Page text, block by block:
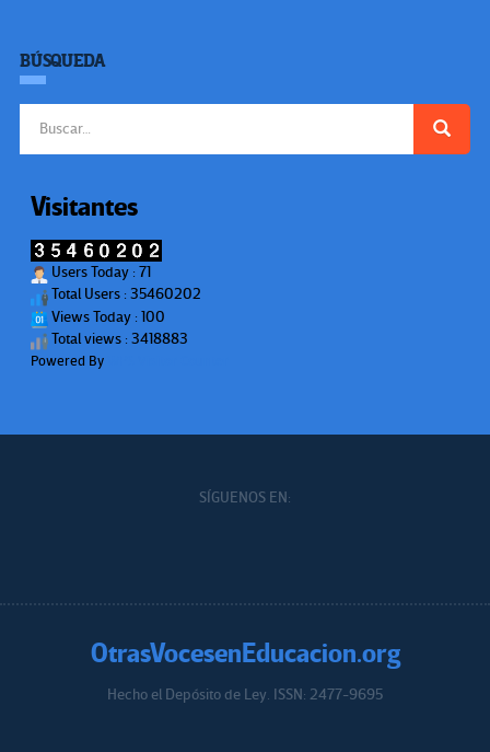
BÚSQUEDA
Visitantes
Users Today : 71
Total Users : 35460202
Views Today : 100
Total views : 3418883
Powered By
SÍGUENOS EN:
OtrasVocesenEducacion.org
Hecho el Depósito de Ley. ISSN: 2477-9695